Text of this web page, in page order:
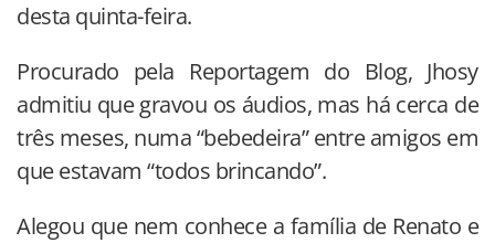
desta quinta-feira.
Procurado pela Reportagem do Blog, Jhosy
admitiu que gravou os áudios, mas há cerca de
três meses, numa “bebedeira” entre amigos em
que estavam “todos brincando”.
Alegou que nem conhece a família de Renato e